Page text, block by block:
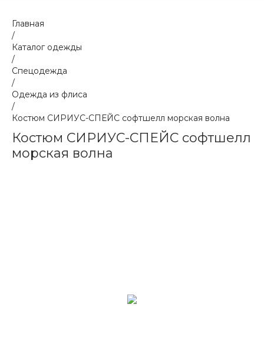
Главная
/
Каталог одежды
/
Спецодежда
/
Одежда из флиса
/
Костюм СИРИУС-СПЕЙС софтшелл морская волна
Костюм СИРИУС-СПЕЙС софтшелл
морская волна